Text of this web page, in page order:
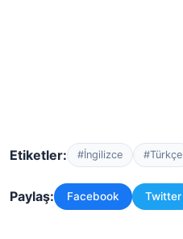
Etiketler: #İngilizce #Türkçe
Paylaş: Facebook Twitter